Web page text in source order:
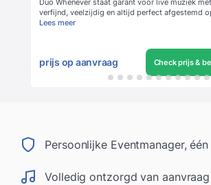
verfijnd, veelzijdig en altijd perfect afgestemd
Lees meer
prijs op aanvraag Check prijs &
Persoonlijke Eventmanager,
Volledig ontzorgd van